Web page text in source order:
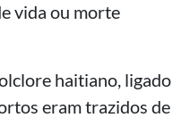
vida ou morte
haitiano, ligado
eram trazidos de